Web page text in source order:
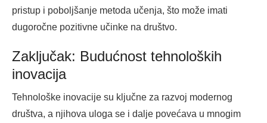
pristup i poboljšanje metoda učenja, što može imati
dugoročne pozitivne učinke na društvo.
Zaključak: Budućnost tehnoloških
inovacija
Tehnološke inovacije su ključne za razvoj modernog
društva, a njihova uloga se i dalje povećava u mnogim